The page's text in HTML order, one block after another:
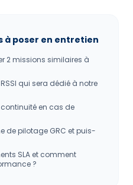
à poser en entretien
2 missions similaires à
qui sera dédié à notre
en cas de
de pilotage GRC et puis-
SLA et comment
?